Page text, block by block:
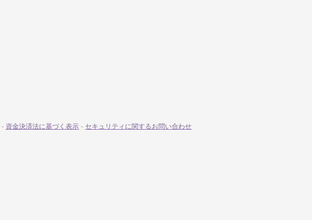
- 資金決済法に基づく表示 - セキュリティに関するお問い合わせ